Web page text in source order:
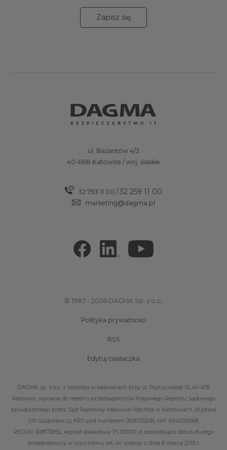
Zapisz się
ul. Bażantów 4/2
40-668 Katowice / woj. ślaskie
32 793 11 00 / 32 259 11 00
marketing@dagma.pl
© 1987 - 2026 DAGMA Sp. z o.o.
Polityka prywatności
RSS
Edytuj ciasteczka
DAGMA sp. z o.o. z siedzibą w Katowicach przy ul. Pszczyńskiej 15, 40-478
Katowice, wpisana do rejestru przedsiębiorców Krajowego Rejestru Sądowego
prowadzonego przez Sąd Rejonowy Katowice-Wschód w Katowicach, Wydział
VIII Gospodarczy KRS pod numerem 0000130206, NIP: 6340126068,
REGON: 008173852, kapitał zakładowy 75 000,00 zł, posiadająca status dużego
przedsiębiorcy w rozumieniu art. 4c ustawy z dnia 8 marca 2013 r.